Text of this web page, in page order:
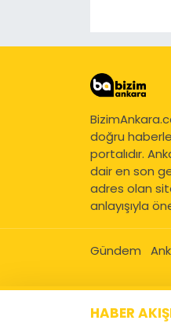
doğru
portalıdır.
dair en son
adres olan
anlayışıyla
Gündem
HABER